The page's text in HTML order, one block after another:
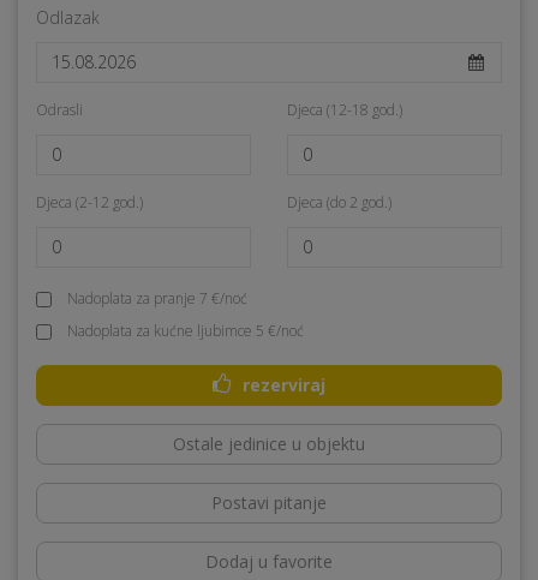
Odlazak
Odrasli Djeca (12-18 god.)
Djeca (2-12 god.) Djeca (do 2 god.)
Nadoplata za pranje 7 €/noć
Nadoplata za kućne ljubimce 5 €/noć
rezerviraj
Ostale jedinice u objektu
Postavi pitanje
Dodaj u favorite